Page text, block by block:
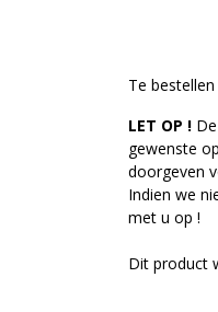
Te
LET OP !
gewenste
doorgeven
Indien we
met u op !
Dit product